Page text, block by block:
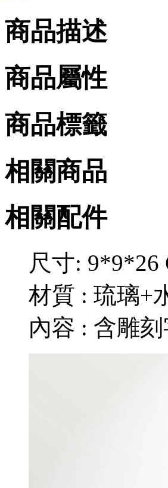
商品描述
商品屬性
商品標籤
相關商品
相關配件
尺寸: 9*9*26
材質 : 琉璃+
內容 : 含雕